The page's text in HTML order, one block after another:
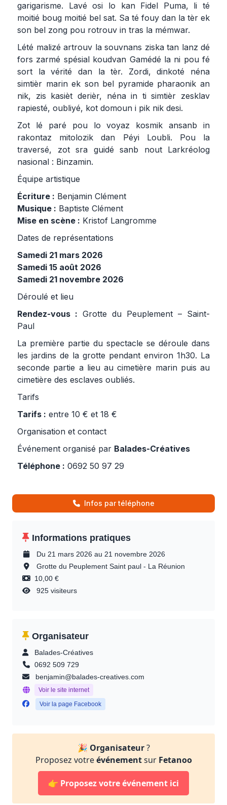
garigarisme. Lavé osi lo kan Fidel Puma, li té
moitié boug moitié bel sat. Sa té fouy dan la tèr ek
son bel zong pou rotrouv in tras la mémwar.
Lété malizé artrouv la souvnans ziska tan lanz dé
fors zarmé spésial koudvan Gamédé la ni pou fé
sort la vérité dan la tèr. Zordi, dinkoté néna
simtièr marin ek son bel pyramide pharaonik an
nik, zis kasièt derièr, néna in ti simtièr zesklav
rapiesté, oubliyé, kot domoun i pik nik desi.
Zot lé paré pou lo voyaz kosmik ansanb in
rakontaz mitolozik dan Péyi Loubli. Pou la
traversé, zot sra guidé sanb nout Larkréolog
nasional : Binzamin.
Équipe artistique
Écriture : Benjamin Clément
Musique : Baptiste Clément
Mise en scène : Kristof Langromme
Dates de représentations
Samedi 21 mars 2026
Samedi 15 août 2026
Samedi 21 novembre 2026
Déroulé et lieu
Rendez-vous : Grotte du Peuplement – Saint-
Paul
La première partie du spectacle se déroule dans
les jardins de la grotte pendant environ 1h30. La
seconde partie a lieu au cimetière marin puis au
cimetière des esclaves oubliés.
Tarifs
Tarifs : entre 10 € et 18 €
Organisation et contact
Événement organisé par Balades-Créatives
Téléphone : 0692 50 97 29
Infos par téléphone
Informations pratiques
Du 21 mars 2026 au 21 novembre 2026
Grotte du Peuplement Saint paul - La Réunion
10,00 €
925 visiteurs
Organisateur
Balades-Créatives
0692 509 729
benjamin@balades-creatives.com
Voir le site internet
Voir la page Facebook
🎉 Organisateur?
Proposez votreévénementsur Fetanoo
👉 Proposez votre événement ici